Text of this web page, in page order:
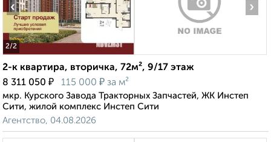
2/2
‹ ›
2-к квартира, вторичка, 72м², 9/17 этаж
8 311 050 ₽ 115 000 ₽ за м²
мкр. Курского Завода Тракторных Запчастей, ЖК Инстеп
Сити, жилой комплекс Инстеп Сити
Агентство, 04.08.2026